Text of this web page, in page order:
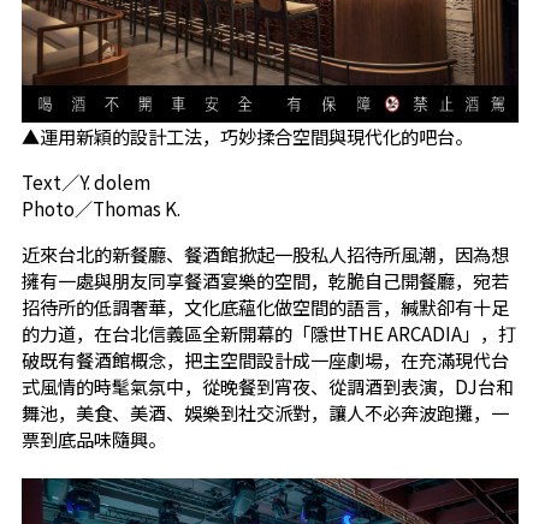
▲運用新穎的設計工法，巧妙揉合空間與現代化的吧台。
Text／Y. dolem
Photo／Thomas K.
近來台北的新餐廳、餐酒館掀起一股私人招待所風潮，因為想
擁有一處與朋友同享餐酒宴樂的空間，乾脆自己開餐廳，宛若
招待所的低調奢華，文化底蘊化做空間的語言，緘默卻有十足
的力道，在台北信義區全新開幕的「隱世THE ARCADIA」，打
破既有餐酒館概念，把主空間設計成一座劇場，在充滿現代台
式風情的時髦氣氛中，從晚餐到宵夜、從調酒到表演，DJ台和
舞池，美食、美酒、娛樂到社交派對，讓人不必奔波跑攤，一
票到底品味隨興。